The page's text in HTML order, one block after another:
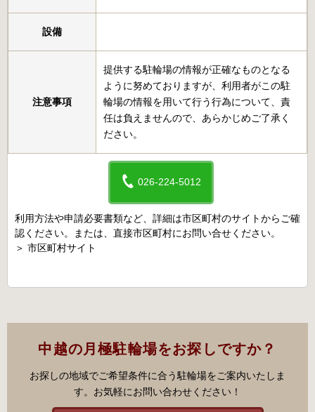
設備
注意事項
提供する駐輪場の情報が正確なものとなる
ように努めておりますが、利用者がこの駐
輪場の情報を用いて行う行為について、責
任は負えませんので、あらかじめご了承く
ださい。
026-224-5012
利用方法や申請必要書類など、詳細は市区町村のサイトからご確
認ください。または、直接市区町村にお問い合せください。
＞ 市区町村サイト
中越の月極駐輪場をお探しですか？
お探しの地域でご希望条件に合う駐輪場をご案内いたしま
す。お気軽にお問い合わせください！